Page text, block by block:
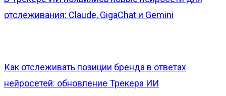
отслеживания: Claude, GigaChat и Gemini
Как отслеживать позиции бренда в ответах
нейросетей: обновление Трекера ИИ